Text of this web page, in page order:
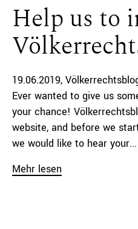
Help us to
19.06.2019
Ever wanted to give us
your chance!
website, and before we
we would like to hear your...
Mehr lesen